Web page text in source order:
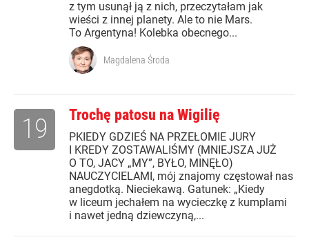
z tym usunął ją z nich, przeczytałam jak
wieści z innej planety. Ale to nie Mars.
To Argentyna! Kolebka obecnego...
Magdalena Środa
Trochę patosu na Wigilię
PKIEDY GDZIEŚ NA PRZEŁOMIE JURY
I KREDY ZOSTAWALIŚMY (MNIEJSZA JUŻ
O TO, JACY „MY”, BYŁO, MINĘŁO)
NAUCZYCIELAMI, mój znajomy częstował nas
anegdotką. Nieciekawą. Gatunek: „Kiedy
w liceum jechałem na wycieczkę z kumplami
i nawet jedną dziewczyną,...
19